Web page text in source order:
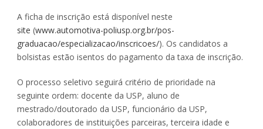
A ficha de inscrição está disponível neste
site (www.automotiva-poliusp.org.br/pos-
graduacao/especializacao/inscricoes/). Os candidatos a
bolsistas estão isentos do pagamento da taxa de inscrição.
O processo seletivo seguirá critério de prioridade na
seguinte ordem: docente da USP, aluno de
mestrado/doutorado da USP, funcionário da USP,
colaboradores de instituições parceiras, terceira idade e